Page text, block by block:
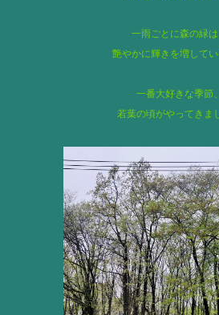
一雨ごとに森の緑は
艶やかに輝きを増してい
一番大好きな季節、
若葉の頃がやってきま